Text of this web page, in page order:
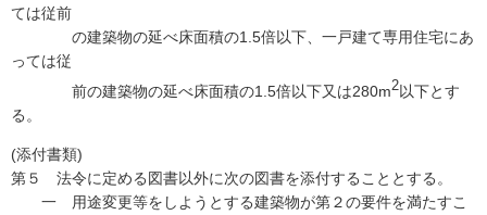
ては従前
の建築物の延べ床面積の1.5倍以下、一戸建て専用住宅にあ
っては従
前の建築物の延べ床面積の1.5倍以下又は280m2以下とす
る。
(添付書類)
第５ 法令に定める図書以外に次の図書を添付することとする。
一 用途変更等をしようとする建築物が第２の要件を満たすこ